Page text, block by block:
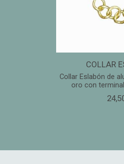
COLLAR
Collar Eslabón de
oro con